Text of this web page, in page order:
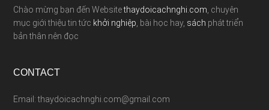
Chào mừng bạn đến Websitethaydoicachnghi.com , chuyên
mục giới thiệu tin tức khởi nghiệp , bài học hay, sách phát triển
bản thân nên đọc
CONTACT
Email: thaydoicachnghi.com@gmail.com